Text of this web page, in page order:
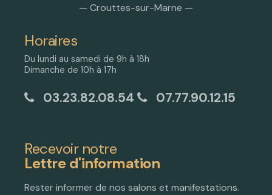
— Crouttes-sur-Marne —
Horaires
Du lundi au samedi de 9h à 18h
Dimanche de 10h à 17h
03.23.82.08.54 07.77.90.12.15
Recevoir notre
Lettre d'information
Rester informer de nos salons et manifestations.